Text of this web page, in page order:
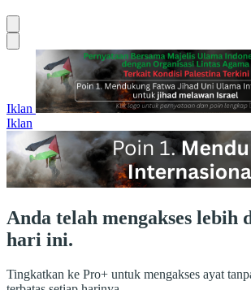
Iklan
Iklan
Anda telah mengakses lebih
hari ini.
Tingkatkan ke Pro+ untuk mengakses ayat